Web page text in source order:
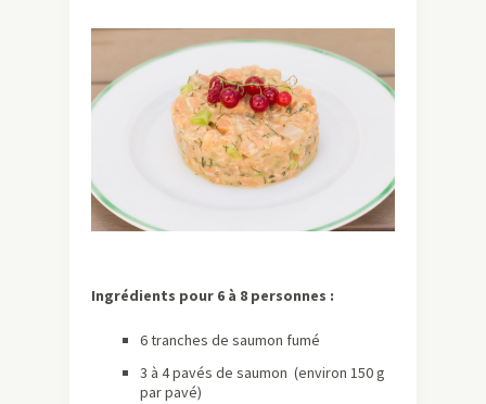
Ingrédients pour 6 à 8 personnes :
6 tranches de saumon fumé
3 à 4 pavés de saumon (environ 150 g
par pavé)